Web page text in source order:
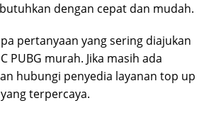
dengan cepat dan mudah.
pertanyaan yang sering diajukan
PUBG murah. Jika masih ada
hubungi penyedia layanan top up
terpercaya.